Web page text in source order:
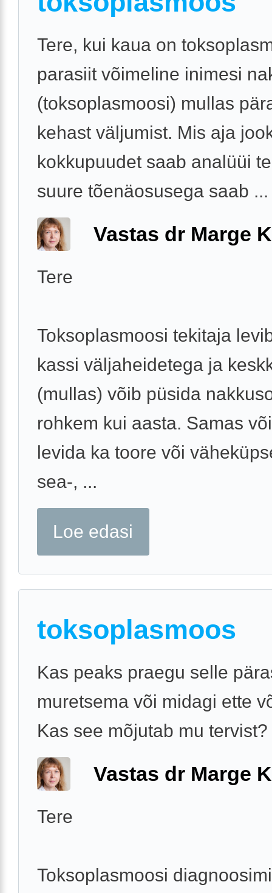
Tere, kui kaua on
parasiit võimeline inimesi
(toksoplasmoosi) mullas
kehast väljumist. Mis aja
kokkupuudet saab analüüi
suure tõenäosusega saab ...
Vastas dr Marge
Tere
Toksoplasmoosi tekitaja
kassi väljaheidetega ja
(mullas) võib püsida
rohkem kui aasta. Samas
levida ka toore või
sea-, ...
Loe edasi
toksoplasmoos
Kas peaks praegu selle
muretsema või midagi ette
Kas see mõjutab mu tervist?
Vastas dr Marge
Tere
Toksoplasmoosi